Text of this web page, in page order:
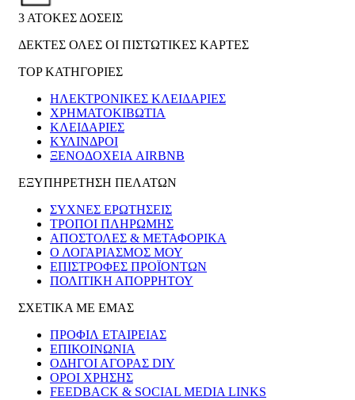
3 ΑΤΟΚΕΣ ΔΟΣΕΙΣ
ΔΕΚΤΕΣ ΟΛΕΣ ΟΙ ΠΙΣΤΩΤΙΚΕΣ ΚΑΡΤΕΣ
TOP ΚΑΤΗΓΟΡΙΕΣ
ΗΛΕΚΤΡΟΝΙΚΈΣ ΚΛΕΙΔΑΡΙΈΣ
ΧΡΗΜΑΤΟΚΙΒΏΤΙΑ
ΚΛΕΙΔΑΡΙΈΣ
ΚΎΛΙΝΔΡΟΙ
ΞΕΝΟΔΟΧΕΊΑ AIRBNB
ΕΞΥΠΗΡΕΤΗΣΗ ΠΕΛΑΤΩΝ
ΣΥΧΝΕΣ ΕΡΩΤΗΣΕΙΣ
ΤΡΟΠΟΙ ΠΛΗΡΩΜΗΣ
ΑΠΟΣΤΟΛΕΣ & ΜΕΤΑΦΟΡΙΚΑ
Ο ΛΟΓΑΡΙΑΣΜΟΣ ΜΟΥ
ΕΠΙΣΤΡΟΦΕΣ ΠΡΟΪΟΝΤΩΝ
ΠΟΛΙΤΙΚΗ ΑΠΟΡΡΗΤΟΥ
ΣΧΕΤΙΚΑ ΜΕ ΕΜΑΣ
ΠΡΟΦΙΛ ΕΤΑΙΡΕΙΑΣ
ΕΠΙΚΟΙΝΩΝΙΑ
ΟΔΗΓΟΙ ΑΓΟΡΑΣ DIY
ΟΡΟΙ ΧΡΗΣΗΣ
FEEDBACK & SOCIAL MEDIA LINKS